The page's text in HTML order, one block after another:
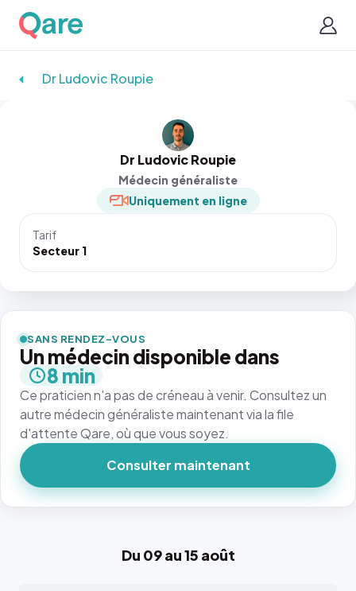
Dr Ludovic Roupie
Dr Ludovic Roupie
Médecin généraliste
Uniquement en ligne
Tarif
Secteur 1
Du 09 au 15 août
SANS RENDEZ-VOUS
Un médecin disponible dans
8 min
Ce praticien n'a pas de créneau à venir. Consultez un
autre médecin généraliste maintenant via la file
d'attente Qare, où que vous soyez.
Consulter maintenant